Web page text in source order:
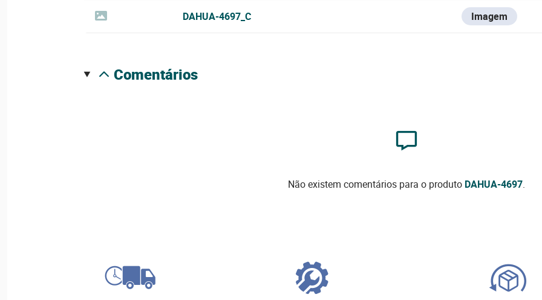
DAHUA-4697_C Imagem
comentários
Não existem comentários para o produto DAHUA-4697.